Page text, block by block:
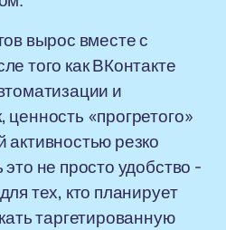
вырос вместе с
того как ВКонтакте
и
«прогретого»
резко
не просто удобство -
тех, кто планирует
таргетированную